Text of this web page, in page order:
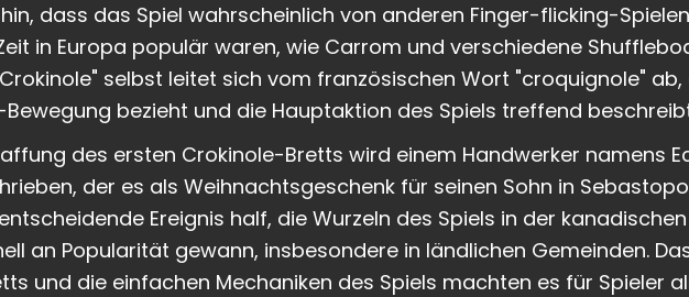
dass das Spiel wahrscheinlich von anderen Finger-flicking-
in Europa populär waren, wie Carrom und verschiedene
selbst leitet sich vom französischen Wort "croquignole"
bezieht und die Hauptaktion des Spiels treffend
des ersten Crokinole-Bretts wird einem Handwerker namens
der es als Weihnachtsgeschenk für seinen Sohn in
Ereignis half, die Wurzeln des Spiels in der
an Popularität gewann, insbesondere in ländlichen Gemeinden.
und die einfachen Mechaniken des Spiels machten es für Spieler